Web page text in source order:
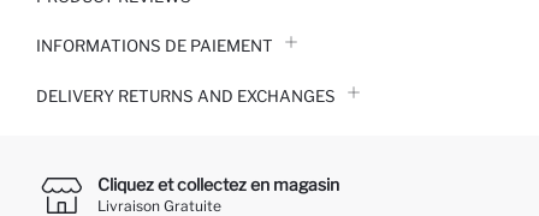
INFORMATIONS DE PAIEMENT
DELIVERY RETURNS AND EXCHANGES
Cliquez et collectez en magasin
Livraison Gratuite